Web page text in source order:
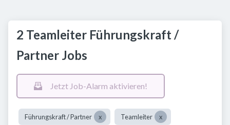
2 Teamleiter Führungskraft /
Partner Jobs
Jetzt Job-Alarm aktivieren!
Führungskraft / Partner Teamleiter